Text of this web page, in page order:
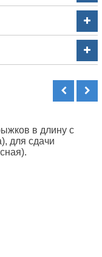
в длину с
для сдачи